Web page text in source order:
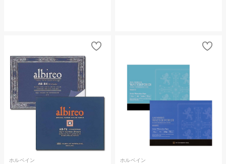
ホルベイン ホルベイン